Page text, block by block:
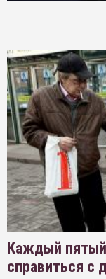
Каждый
справиться с